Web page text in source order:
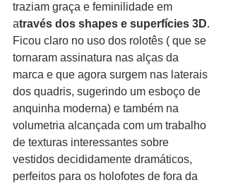
traziam graça e feminilidade em
através dos shapes e superfícies 3D.
Ficou claro no uso dos rolotês ( que se
tornaram assinatura nas alças da
marca e que agora surgem nas laterais
dos quadris, sugerindo um esboço de
anquinha moderna) e também na
volumetria alcançada com um trabalho
de texturas interessantes sobre
vestidos decididamente dramáticos,
perfeitos para os holofotes de fora da